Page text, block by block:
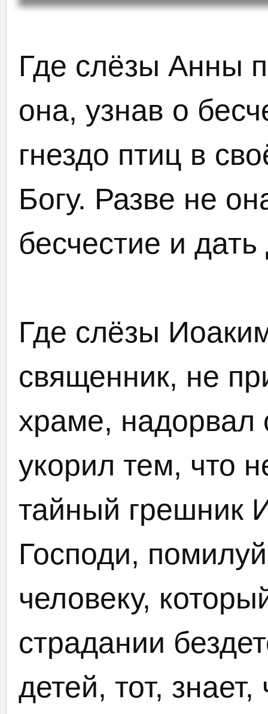
Где слёзы Анны
она, узнав о
гнездо птиц в
Богу. Разве не
бесчестие и дать
Где слёзы
священник, не
храме,
укорил тем, что
тайный грешник
Господи,
человеку,
страдании
детей, тот,